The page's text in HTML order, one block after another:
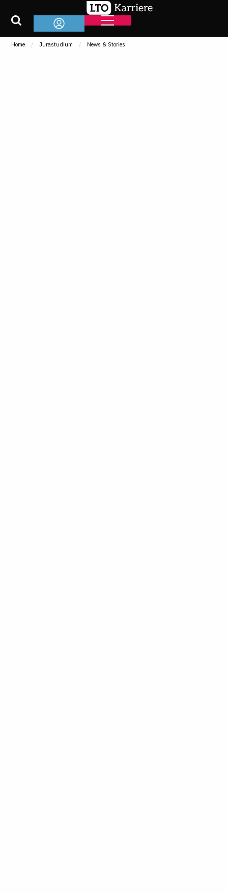
Home Jurastudium News & Stories